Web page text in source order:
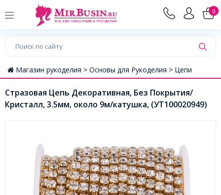
0
Магазин рукоделия > Основы для Рукоделия > Цепи
Стразовая Цепь Декоративная, Без Покрытия/
Кристалл, 3.5мм, около 9м/катушка, (УТ100020949)